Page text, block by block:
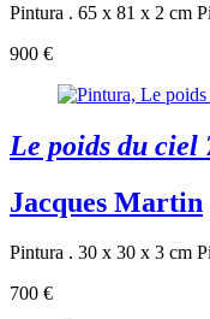
Pintura . 65 x 81 x 2 cm
900 €
Le poids du ciel
Jacques Martin
Pintura . 30 x 30 x 3 cm
700 €